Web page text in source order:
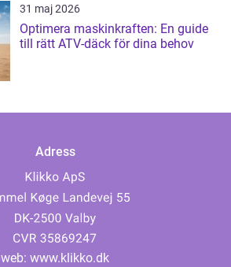
31 maj 2026
Optimera maskinkraften: En guide
till rätt ATV-däck för dina behov
Adress
web: www.klikko.dk